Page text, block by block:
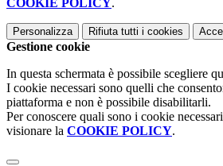
COOKIE POLICY.
Personalizza Rifiuta tutti i cookies
Gestione cookie
In questa schermata è possibile scegliere
I cookie necessari sono quelli che
piattaforma e non è possibile disabilitarli.
Per conoscere quali sono i cookie
visionare la COOKIE POLICY.